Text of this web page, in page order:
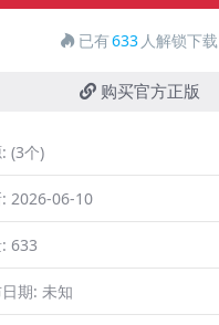
已有633 人解锁下载
购买官方正版
(3个)
2026-06-10
633
期: 未知